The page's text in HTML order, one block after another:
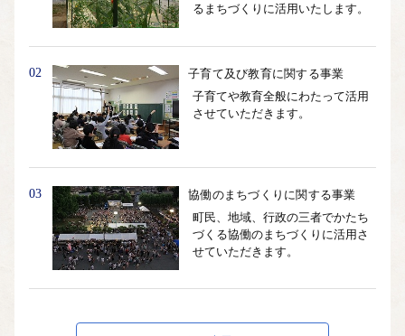
るまちづくりに活用いたします。
02
子育て及び教育に関する事業
子育てや教育全般にわたって活用
させていただきます。
03
協働のまちづくりに関する事業
町民、地域、行政の三者でかたち
づくる協働のまちづくりに活用さ
せていただきます。
育成に関する事業